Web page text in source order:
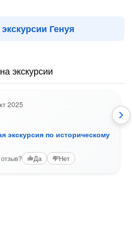
Генуя
экскурсии
2025
экскурсия по историческому
Да Нет